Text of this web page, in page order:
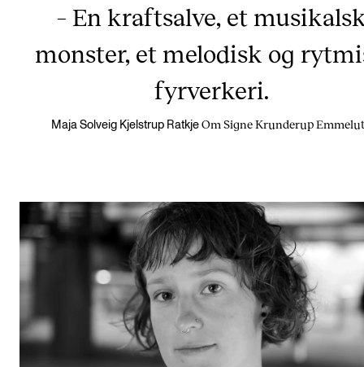
– En kraftsalve, et
monster, et melodisk og
fyrverkeri.
Maja Solveig Kjelstrup Ratkje Om Signe Krunderup